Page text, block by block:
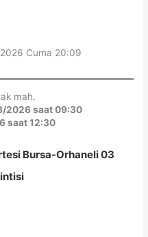
Cuma 20:09
mah.
2026 saat 09:30
saat 12:30
Bursa-Orhaneli 03